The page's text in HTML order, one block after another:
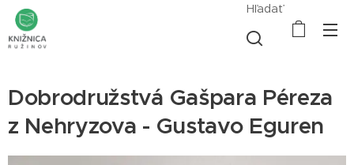
Hľadať
Dobrodružstvá Gašpara Péreza
z Nehryzova - Gustavo Eguren